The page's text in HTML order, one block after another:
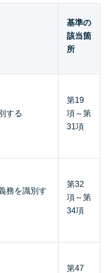
基準の
該当箇
所
する
第19
項～第
31項
務を識別す
第32
項～第
34項
第47